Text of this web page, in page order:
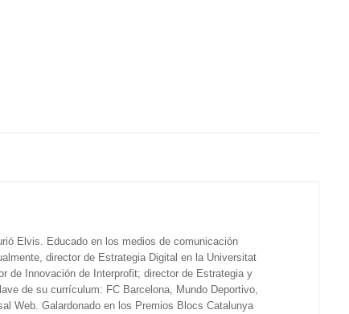
Elvis. Educado en los medios de comunicación
director de Estrategia Digital en la Universitat
de Innovación de Interprofit; director de Estrategia y
de su currículum: FC Barcelona, Mundo Deportivo,
Web. Galardonado en los Premios Blocs Catalunya